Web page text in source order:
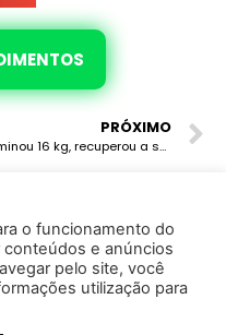
PRÓXIMO
Eliminou 16 kg, recuperou a saúde e transformou sua vida! Após anos com sobrepeso e pressão alta, Dileuza encontrou na mentoria Leve a solução que precisava. Hoje, vai à academia, tem disposição e se sente uma nova mulher!
os direitos reservados
CNPJ 37.130.995/0001-25
o funcionamento do
conteúdos e anúncios
pelo site, você
utilização para